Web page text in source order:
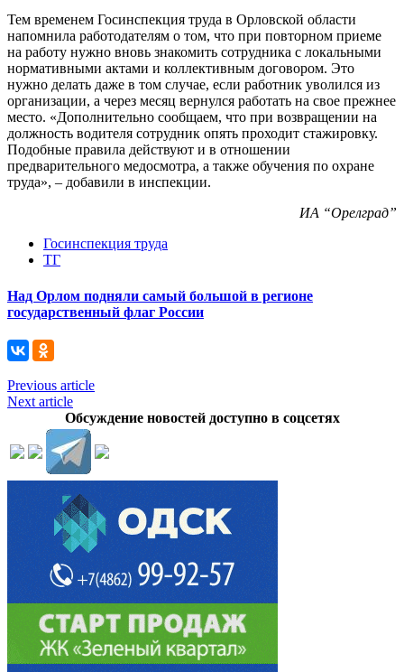
Тем временем Госинспекция труда в Орловской области
напомнила работодателям о том, что при повторном приеме
на работу нужно вновь знакомить сотрудника с локальными
нормативными актами и коллективным договором. Это
нужно делать даже в том случае, если работник уволился из
организации, а через месяц вернулся работать на свое прежнее
место. «Дополнительно сообщаем, что при возвращении на
должность водителя сотрудник опять проходит стажировку.
Подобные правила действуют и в отношении
предварительного медосмотра, а также обучения по охране
труда», – добавили в инспекции.
ИА “Орелград”
Госинспекция труда
ТГ
Над Орлом подняли самый большой в регионе
государственный флаг России
Previous article
Next article
Обсуждение новостей доступно в соцсетях